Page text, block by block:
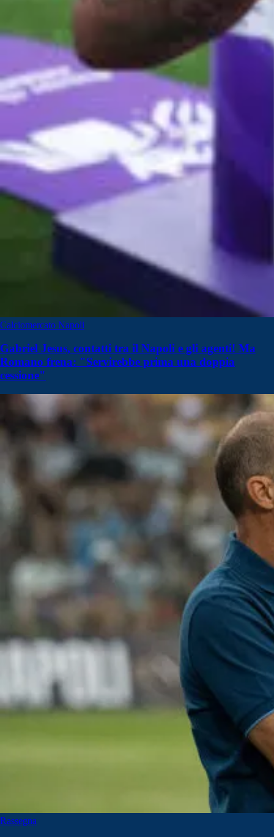
Calciomercato Napoli
Gabriel Jesus, contatti tra il Napoli e gli agenti! Ma
Romano frena: "Servirebbe prima una doppia
cessione"
Rassegna